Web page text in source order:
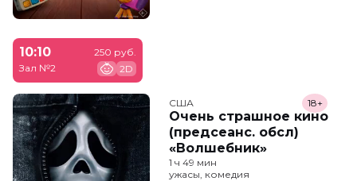
10:10
Зал №2
250 руб.
2D
США
Очень страшное кино
(предсеанс. обсл)
«Волшебник»
18+
1 ч 49 мин
ужасы, комедия